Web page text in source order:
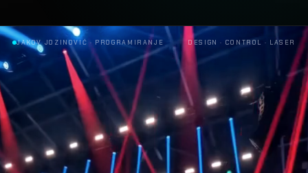
ALEKSANDRA PRIJOVIĆ · LASER SHOW DESIGN · CONTROL · LASER